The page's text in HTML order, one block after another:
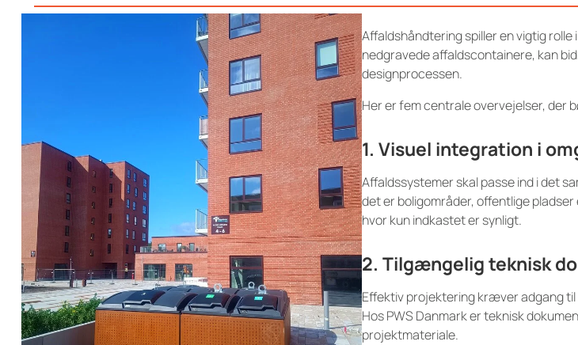
Affaldshåndtering spiller en vigtig
nedgravede affaldscontainere, kan
designprocessen.
Her er fem centrale overvejelser, der
1. Visuel integration i
Affaldssystemer skal passe ind i det
det er boligområder, offentlige pladser
hvor kun indkastet er synligt.
2. Tilgængelig teknisk
Effektiv projektering kræver adgang
Hos PWS Danmark er teknisk
projektmateriale.